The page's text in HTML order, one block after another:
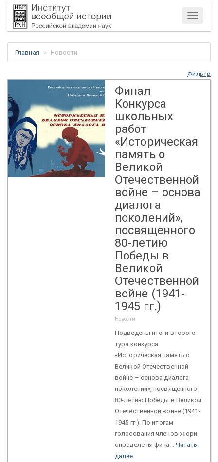
Меню
Главная Новости
Фильтр
Финал
Конкурса
школьных
работ
«Историческая
память о
Великой
Отечественной
войне – основа
диалога
поколений»,
посвященного
80-летию
Победы в
Великой
Отечественной
войне (1941-
1945 гг.)
Новости
Подведены итоги второго
тура конкурса
«Историческая память о
Великой Отечественной
войне – основа диалога
поколений», посвященного
80-летию Победы в Великой
Отечественной войне (1941-
1945 гг.). По итогам
голосования членов жюри
определены фина... Читать
далее